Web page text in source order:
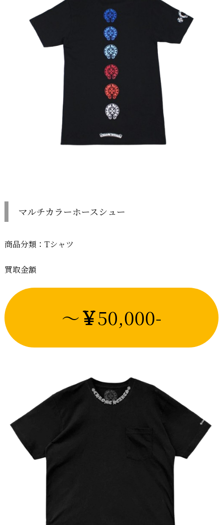
マルチカラーホースシュー
商品分類：Tシャツ
買取金額
～￥50,000-